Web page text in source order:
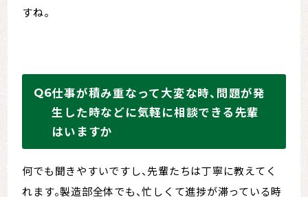
すね。
仕事が積み重なって大変な時、問題が発
生した時などに気軽に相談できる先輩
はいますか
何でも聞きやすいですし、先輩たちは丁寧に教えてく
れます。製造部全体でも、忙しくて進捗が滞っている時